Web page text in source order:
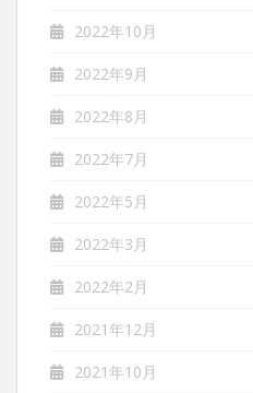
2022年10月
2022年9月
2022年8月
2022年7月
2022年5月
2022年3月
2022年2月
2021年12月
2021年10月